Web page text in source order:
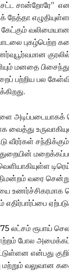
சான்றோரே”
நேத்தா
பாடலை
குரலில்
மனதை
பற்றிய பல
வைத்து
வீரர்கள்
துறையின்
வரை சென்று
எதிர்பார்ப்பை
75 லட்சம் ரூபாய்
போல
என்பது
மற்றும் வலுவான